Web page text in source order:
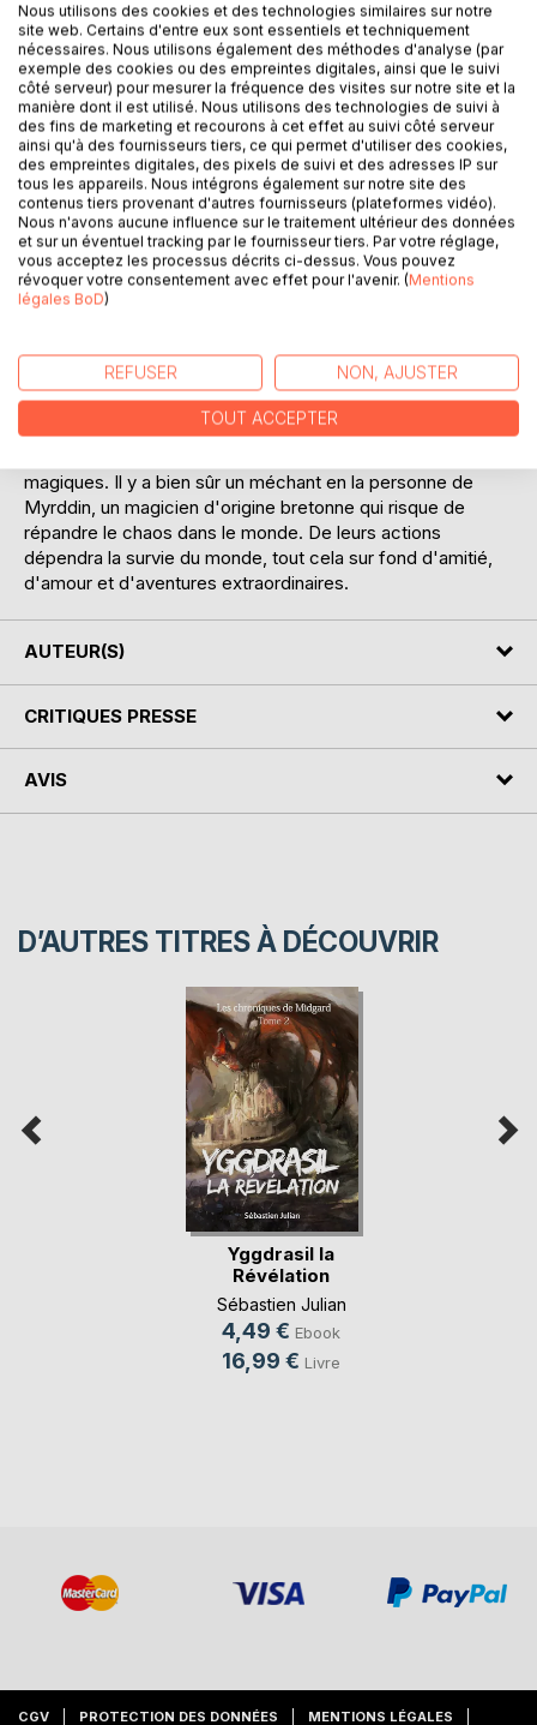
Ajouter à ma liste d'envies
Laisser un avis
DESCRIPTION
Frey est une guerrière qui traverse le nord de la France du
par les frères de l'abbaye de Couvin qui lui demandent de
se rendre au Tronc Béranger. Björn, un autre guerrier de
grande taille et son jeune apprenti devront se rendre
jusqu'en Écosse pour lui venir en aide ainsi que Freyja, une
magiques. Il y a bien sûr un méchant en la personne de
Myrddin, un magicien d'origine bretonne qui risque de
répandre le chaos dans le monde. De leurs actions
dépendra la survie du monde, tout cela sur fond d'amitié,
d'amour et d'aventures extraordinaires.
AUTEUR(S)
CRITIQUES PRESSE
AVIS
D’AUTRES TITRES À DÉCOUVRIR
Yggdrasil la
Révélation
Sébastien Julian
4,49 € Ebook
16,99 € Livre
CGV PROTECTION DES DONNÉES MENTIONS LÉGALES
Nous utilisons des cookies et des technologies similaires sur notre
site web. Certains d'entre eux sont essentiels et techniquement
nécessaires. Nous utilisons également des méthodes d'analyse (par
exemple des cookies ou des empreintes digitales, ainsi que le suivi
côté serveur) pour mesurer la fréquence des visites sur notre site et la
manière dont il est utilisé. Nous utilisons des technologies de suivi à
des fins de marketing et recourons à cet effet au suivi côté serveur
ainsi qu'à des fournisseurs tiers, ce qui permet d'utiliser des cookies,
des empreintes digitales, des pixels de suivi et des adresses IP sur
tous les appareils. Nous intégrons également sur notre site des
contenus tiers provenant d'autres fournisseurs (plateformes vidéo).
Nous n'avons aucune influence sur le traitement ultérieur des données
et sur un éventuel tracking par le fournisseur tiers. Par votre réglage,
vous acceptez les processus décrits ci-dessus. Vous pouvez
révoquer votre consentement avec effet pour l'avenir. (Mentions
légales BoD)
REFUSER NON, AJUSTER
TOUT ACCEPTER